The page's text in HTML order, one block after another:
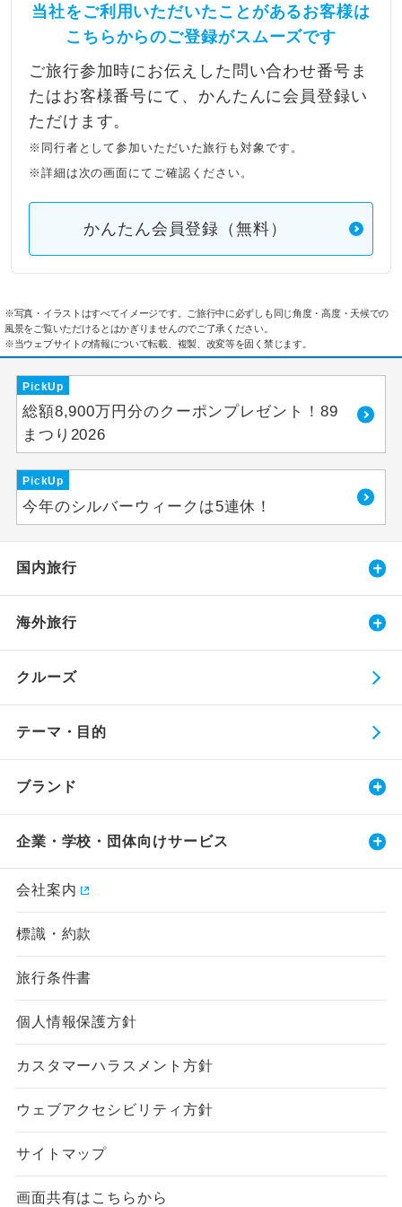
当社をご利用いただいたことがあるお客様は
こちらからのご登録がスムーズです
ご旅行参加時にお伝えした問い合わせ番号ま
たはお客様番号にて、かんたんに会員登録い
ただけます。
※同行者として参加いただいた旅行も対象です。
※詳細は次の画面にてご確認ください。
かんたん会員登録（無料）
※写真・イラストはすべてイメージです。ご旅行中に必ずしも同じ角度・高度・天候での
風景をご覧いただけるとはかぎりませんのでご了承ください。
※当ウェブサイトの情報について転載、複製、改変等を固く禁じます。
PickUp
総額8,900万円分のクーポンプレゼント！89
まつり2026
PickUp
今年のシルバーウィークは5連休！
国内旅行
海外旅行
クルーズ
テーマ・目的
ブランド
企業・学校・団体向けサービス
会社案内
標識・約款
旅行条件書
個人情報保護方針
カスタマーハラスメント方針
ウェブアクセシビリティ方針
サイトマップ
画面共有はこちらから